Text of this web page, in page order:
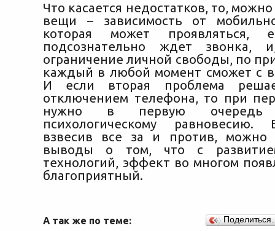
Что касается недостатков, то,
вещи – зависимость от
которая может проявляться,
подсознательно ждет звонка,
ограничение личной свободы, по
каждый в любой момент сможет с
И если вторая проблема
отключением телефона, то при
нужно в первую
психологическому равновесию.
взвесив все за и против, можно
выводы о том, что с
технологий, эффект во многом
благоприятный.
А так же по теме: